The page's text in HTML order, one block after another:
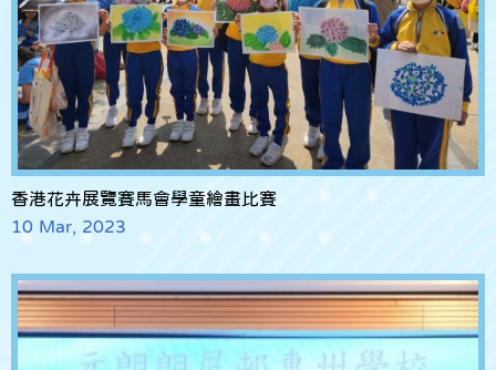
香港花卉展覽賽馬會學童繪畫比賽
10 Mar, 2023